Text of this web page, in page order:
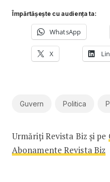
Împărtășește cu audiența ta:
WhatsApp
X
Guvern Politica
Urmăriți Revista Biz și pe
Abonamente Revista Biz